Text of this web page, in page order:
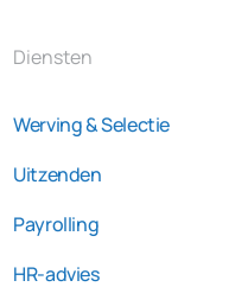
Diensten
Werving & Selectie
Uitzenden
Payrolling
HR-advies